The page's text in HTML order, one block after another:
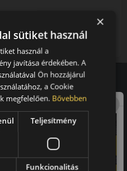
/db
db KOSÁRBA
vélemények
97.76%
ismerősének ezt a boltot.
alapján
×
sütiket használ
használ a
javítása érdekében. A
Ön hozzájárul
a Cookie
megfelelően. Bővebben
Teljesítmény
Funkcionalitás